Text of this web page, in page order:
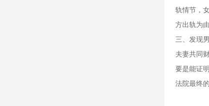
轨情节，
方出轨为
三、发现
夫妻共同
要是能证
法院最终